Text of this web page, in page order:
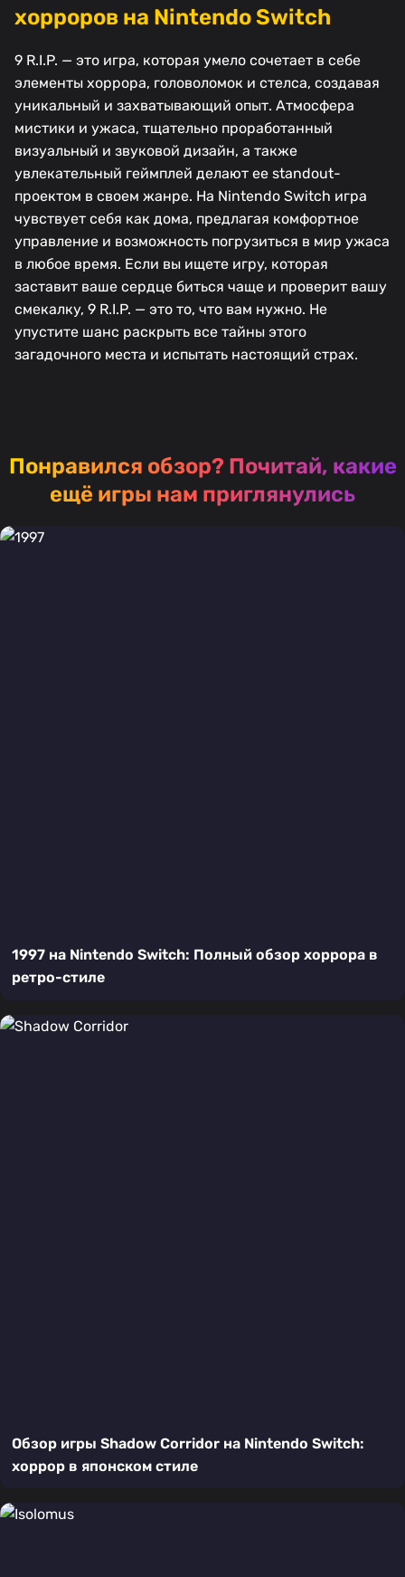
хорроров на Nintendo Switch
9 R.I.P. — это игра, которая умело сочетает в себе
элементы хоррора, головоломок и стелса, создавая
уникальный и захватывающий опыт. Атмосфера
мистики и ужаса, тщательно проработанный
визуальный и звуковой дизайн, а также
увлекательный геймплей делают ее standout-
проектом в своем жанре. На Nintendo Switch игра
чувствует себя как дома, предлагая комфортное
управление и возможность погрузиться в мир ужаса
в любое время. Если вы ищете игру, которая
заставит ваше сердце биться чаще и проверит вашу
смекалку, 9 R.I.P. — это то, что вам нужно. Не
упустите шанс раскрыть все тайны этого
загадочного места и испытать настоящий страх.
Понравился обзор? Почитай, какие
ещё игры нам приглянулись
1997 на Nintendo Switch: Полный обзор хоррора в
ретро-стиле
Обзор игры Shadow Corridor на Nintendo Switch:
хоррор в японском стиле